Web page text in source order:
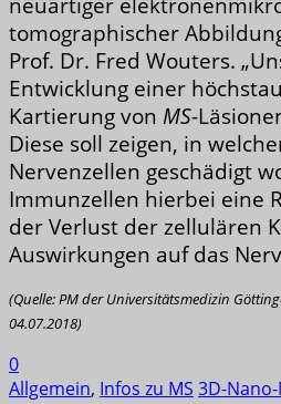
tomographischer
Prof. Dr. Fred Wouters.
Entwicklung einer
Kartierung von MS-
Diese soll zeigen, in
Nervenzellen geschädigt
Immunzellen hierbei eine
der Verlust der zellulären
Auswirkungen auf das
(Quelle: PM der Universitätsmedizin
04.07.2018)
0
Allgemein, Infos zu MS 3D-